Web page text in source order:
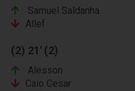
Samuel Saldanha
Allef
(2) 21' (2)
Alesson
Caio Cesar